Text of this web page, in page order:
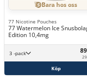
Bara hos oss
77 Nicotine Pouches
77 Watermelon Ice
Edition 10,4mg
3 -pack
Köp